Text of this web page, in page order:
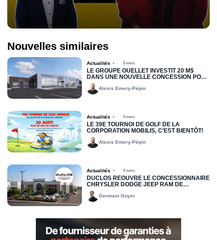
Nouvelles similaires
Actualités 3 mins
LE GROUPE OUELLET INVESTIT 20 M$
DANS UNE NOUVELLE CONCESSION POUR
RIMOUSKI FORD
Alexis Emery-Pépin
Actualités 3 mins
LE 39E TOURNOI DE GOLF DE LA
CORPORATION MOBILIS, C’EST BIENTÔT!
Alexis Emery-Pépin
Actualités 3 mins
DUCLOS RÉOUVRE LE CONCESSIONNAIRE
CHRYSLER DODGE JEEP RAM DE
DRUMMONDVILLE
Germain Goyer